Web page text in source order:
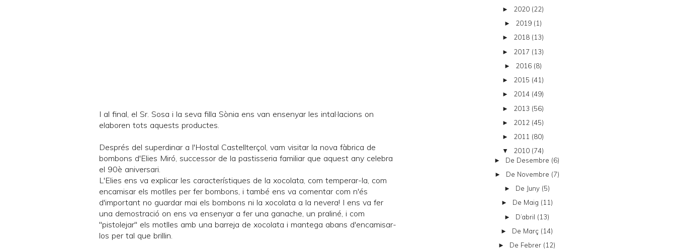
I al final, el Sr. Sosa i la seva filla Sònia ens van ensenyar les intal·lacions on
elaboren tots aquests productes.
Després del superdinar a l'Hostal Castellterçol, vam visitar la nova fàbrica de
bombons d'Elies Miró, successor de la pastisseria familiar que aquest any celebra
el 90è aniversari.
L'Elies ens va explicar les característiques de la xocolata, com temperar-la, com
encamisar els motlles per fer bombons, i també ens va comentar com n'és
d'important no guardar mai els bombons ni la xocolata a la nevera! I ens va fer
una demostració on ens va ensenyar a fer una ganache, un praliné, i com
"pistolejar" els motlles amb una barreja de xocolata i mantega abans d'encamisar-
los per tal que brillin.
► 2020 (22)
► 2019 (1)
► 2018 (13)
► 2017 (13)
► 2016 (8)
► 2015 (41)
► 2014 (49)
► 2013 (56)
► 2012 (45)
► 2011 (80)
▼ 2010 (74)
► De Desembre (6)
► De Novembre (7)
► De Juny (5)
► De Maig (11)
► D’abril (13)
► De Març (14)
► De Febrer (12)